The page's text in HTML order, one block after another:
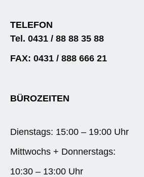
TELEFON
Tel. 0431 / 88 88 35 88
FAX: 0431 / 888 666 21
BÜROZEITEN
Dienstags: 15:00 – 19:00 Uhr
Mittwochs + Donnerstags:
10:30 – 13:00 Uhr